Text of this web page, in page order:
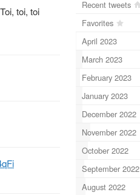
Toi, toi, toi
Recent tweets
Favorites
April 2023
March 2023
February 2023
January 2023
December 2022
November 2022
October 2022
September 2022
August 2022